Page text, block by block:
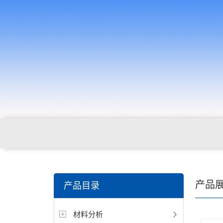
产品目录
材料分析
产品